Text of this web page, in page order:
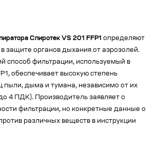
Спиротек VS 201 FFP1 определяют
защите органов дыхания от аэрозолей.
способ фильтрации, используемый в
обеспечивает высокую степень
пыли, дыма и тумана, независимо от их
4 ПДК). Производитель заявляет о
фильтрации, но конкретные данные о
различных веществ в инструкции